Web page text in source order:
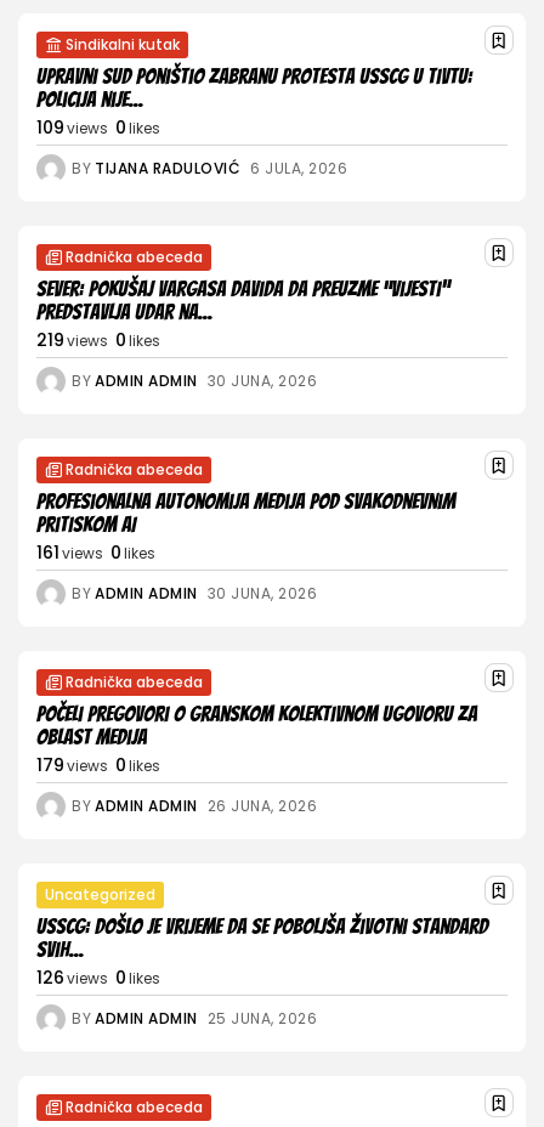
Sindikalni kutak
Upravni sud poništio zabranu protesta USSCG u Tivtu:
Policija nije...
109views 0likes
BY TIJANA RADULOVIĆ 6 JULA, 2026
Radnička abeceda
Sever: Pokušaj Vargasa Davida da preuzme “Vijesti”
predstavlja udar na...
219views 0likes
BYADMIN ADMIN 30 JUNA, 2026
Radnička abeceda
Profesionalna autonomija medija pod svakodnevnim
pritiskom AI
161views 0likes
BYADMIN ADMIN 30 JUNA, 2026
Radnička abeceda
Počeli pregovori o Granskom kolektivnom ugovoru za
oblast medija
179views 0likes
BYADMIN ADMIN 26 JUNA, 2026
Uncategorized
USSCG: Došlo je vrijeme da se poboljša životni standard
svih...
126views 0likes
BYADMIN ADMIN 25 JUNA, 2026
Radnička abeceda